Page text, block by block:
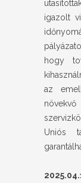
igazolt
hogy
az
Uniós